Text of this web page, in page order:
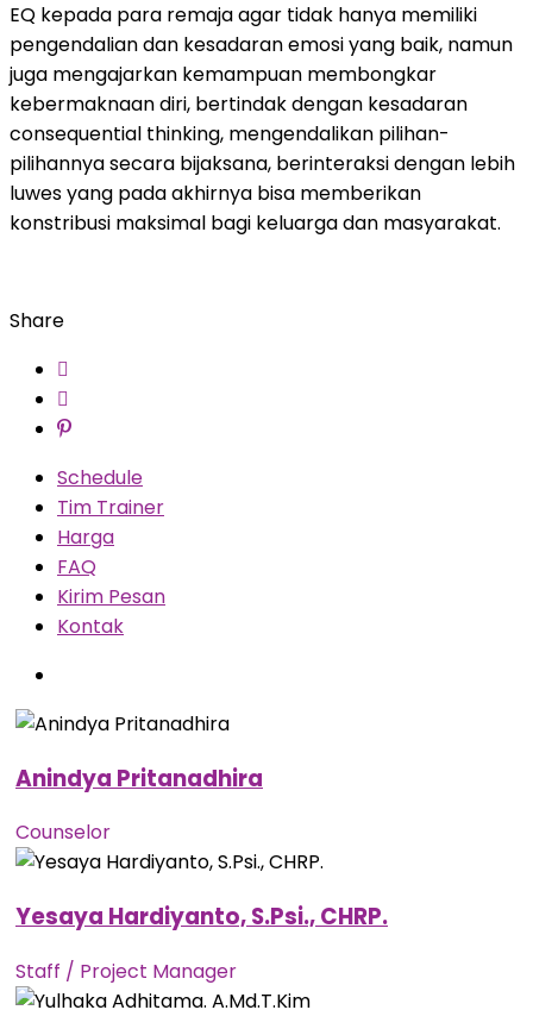
EQ kepada para remaja agar tidak hanya memiliki
pengendalian dan kesadaran emosi yang baik, namun
juga mengajarkan kemampuan membongkar
kebermaknaan diri, bertindak dengan kesadaran
consequential thinking, mengendalikan pilihan-
pilihannya secara bijaksana, berinteraksi dengan lebih
luwes yang pada akhirnya bisa memberikan
konstribusi maksimal bagi keluarga dan masyarakat.
Share
Schedule
Tim Trainer
Harga
FAQ
Kirim Pesan
Kontak
Anindya Pritanadhira
Counselor
Yesaya Hardiyanto, S.Psi., CHRP.
Staff / Project Manager